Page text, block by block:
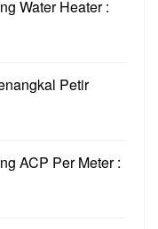
Water Heater :
Petir
ACP Per Meter :